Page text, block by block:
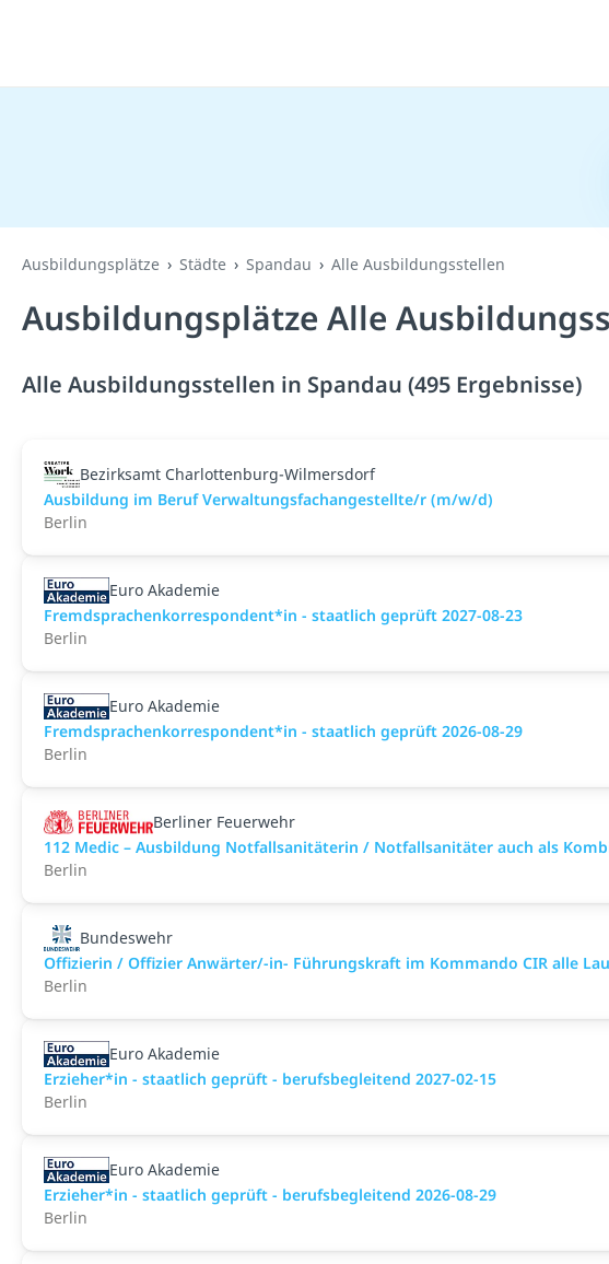
Ausbildungsplätze Städte Spandau Alle Ausbildungsstellen
Ausbildungsplätze Alle
Alle Ausbildungsstellen in Spandau (495 Ergebnisse)
Bezirksamt Charlottenburg-Wilmersdorf
Ausbildung im Beruf Verwaltungsfachangestellte/r (m/w/d)
Berlin
Euro Akademie
Fremdsprachenkorrespondent*in - staatlich geprüft 2027-08-23
Berlin
Euro Akademie
Fremdsprachenkorrespondent*in - staatlich geprüft 2026-08-29
Berlin
Berliner Feuerwehr
112 Medic – Ausbildung Notfallsanitäterin / Notfallsanitäter auch als
Berlin
Bundeswehr
Offizierin / Offizier Anwärter/-in- Führungskraft im Kommando CIR alle
Berlin
Euro Akademie
Erzieher*in - staatlich geprüft - berufsbegleitend 2027-02-15
Berlin
Euro Akademie
Erzieher*in - staatlich geprüft - berufsbegleitend 2026-08-29
Berlin